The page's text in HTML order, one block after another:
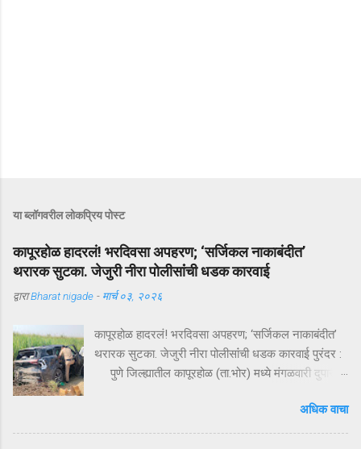
या ब्लॉगवरील लोकप्रिय पोस्ट
कापूरहोळ हादरलं! भरदिवसा अपहरण; ‘सर्जिकल नाकाबंदीत’
थरारक सुटका. जेजुरी नीरा पोलीसांंची धडक कारवाई
द्वाराBharat nigade - मार्च ०३, २०२६
कापूरहोळ हादरलं! भरदिवसा अपहरण; ‘सर्जिकल नाकाबंदीत’
थरारक सुटका. जेजुरी नीरा पोलीसांंची धडक कारवाई पुरंदर :
पुणे जिल्ह्यातील कापूरहोळ (ता.भोर) मध्ये मंगळवारी दुपारी
अक्षरशः हादरवून सोडलं. एका नामांकित व्यापाऱ्याच्या १८ वर्षीय
मुलाला भरदिवसा काळ्या XUVमधून जबरदस्तीने उचलून
अधिक वाचा